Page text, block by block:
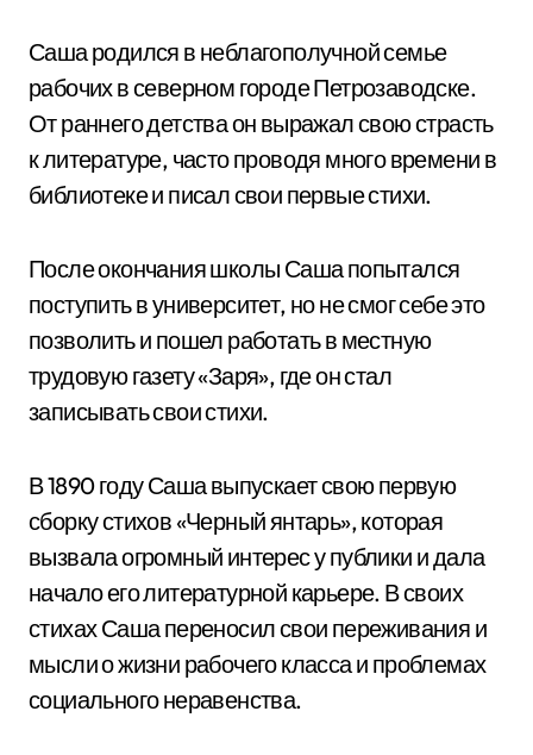
Саша родился в неблагополучной семье
рабочих в северном городе Петрозаводске.
От раннего детства он выражал свою страсть
к литературе, часто проводя много времени в
библиотеке и писал свои первые стихи.
После окончания школы Саша попытался
поступить в университет, но не смог себе это
позволить и пошел работать в местную
трудовую газету «Заря», где он стал
записывать свои стихи.
В 1890 году Саша выпускает свою первую
сборку стихов «Черный янтарь», которая
вызвала огромный интерес у публики и дала
начало его литературной карьере. В своих
стихах Саша переносил свои переживания и
мысли о жизни рабочего класса и проблемах
социального неравенства.